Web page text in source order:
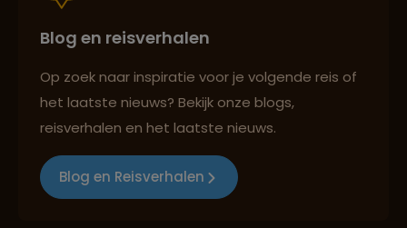
Best beoordeelde reisroutes
Reizen met oog voor mens, cultuur en milieu
Blog en reisverhalen
Op zoek naar inspiratie voor je volgende reis of
het laatste nieuws? Bekijk onze blogs,
reisverhalen en het laatste nieuws.
Blog en Reisverhalen